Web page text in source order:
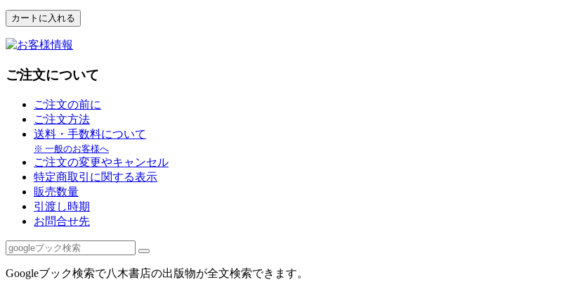
ご注文について
ご注文の前に
ご注文方法
送料・手数料について
※ 一般のお客様へ
ご注文の変更やキャンセル
特定商取引に関する表示
販売数量
引渡し時期
お問合せ先
Googleブック検索で八木書店の出版物が全文検索できます。